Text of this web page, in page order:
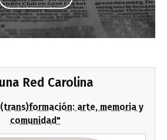
Red Carolina
arte, memoria y
comunidad"